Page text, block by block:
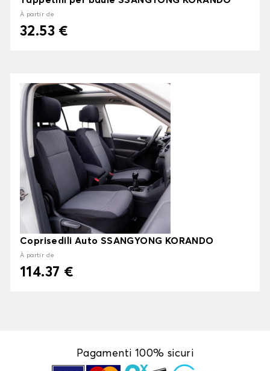
À partir de
32.53 €
Coprisedili Auto SSANGYONG KORANDO
À partir de
114.37 €
Pagamenti 100% sicuri